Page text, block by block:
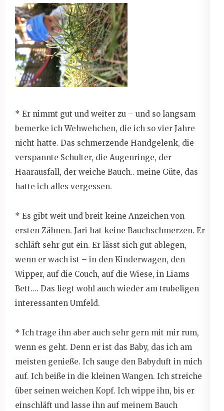
* Er nimmt gut und weiter zu – und so langsam
bemerke ich Wehwehchen, die ich so vier Jahre
nicht hatte. Das schmerzende Handgelenk, die
verspannte Schulter, die Augenringe, der
Haarausfall, der weiche Bauch.. meine Güte, das
hatte ich alles vergessen.
* Es gibt weit und breit keine Anzeichen von
ersten Zähnen. Jari hat keine Bauchschmerzen. Er
schläft sehr gut ein. Er lässt sich gut ablegen,
wenn er wach ist – in den Kinderwagen, den
Wipper, auf die Couch, auf die Wiese, in Liams
Bett…. Das liegt wohl auch wieder am trubeligen
interessanten Umfeld.
* Ich trage ihn aber auch sehr gern mit mir rum,
wenn es geht. Denn er ist das Baby, das ich am
meisten genieße. Ich sauge den Babyduft in mich
auf. Ich beiße in die kleinen Wangen. Ich streiche
über seinen weichen Kopf. Ich wippe ihn, bis er
einschläft und lasse ihn auf meinem Bauch